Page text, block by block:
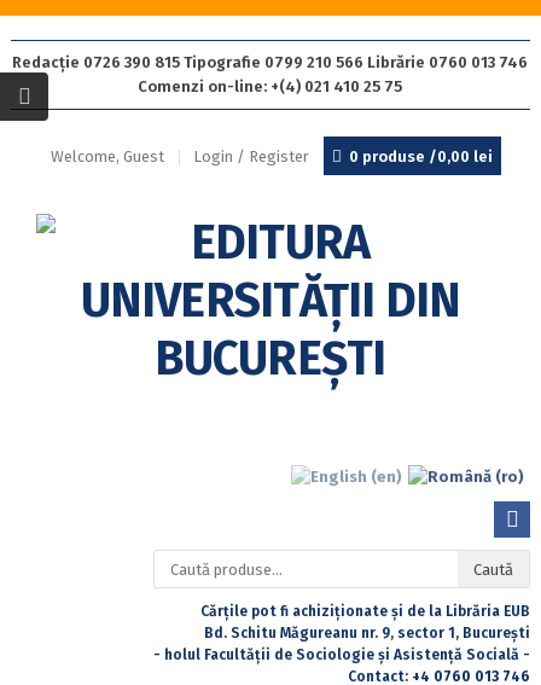
Redacție 0726 390 815 Tipografie 0799 210 566 Librărie 0760 013 746
Comenzi on-line: +(4) 021 410 25 75
Welcome, Guest Login / Register 0 produse /0,00 lei
Caută
după:
Caută
Cărțile pot fi achiziționate și de la Librăria EUB
Bd. Schitu Măgureanu nr. 9, sector 1, București
- holul Facultății de Sociologie și Asistență Socială -
Contact: +4 0760 013 746